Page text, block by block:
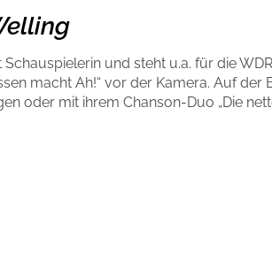
Reihen
und steht u.a. für die
macht Ah!“ vor der Kamera. Auf der
oder mit ihrem Chanson-Duo „Die